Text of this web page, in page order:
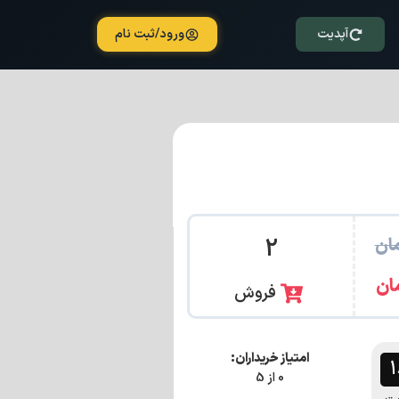
آپدیت ورود/ثبت نام
2
فروش
امتیاز خریداران:
0 از 5